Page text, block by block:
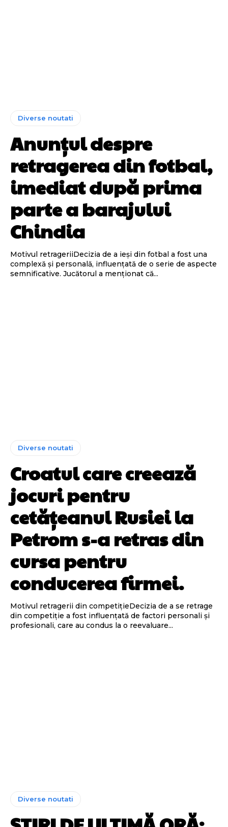
Diverse noutati
Anunțul despre
retragerea din fotbal,
imediat după prima
parte a barajului
Chindia
Motivul retrageriiDecizia de a ieși din fotbal a fost una
complexă și personală, influențată de o serie de aspecte
semnificative. Jucătorul a menționat că...
Diverse noutati
Croatul care creează
jocuri pentru
cetățeanul Rusiei la
Petrom s-a retras din
cursa pentru
conducerea firmei.
Motivul retragerii din competițieDecizia de a se retrage
din competiție a fost influențată de factori personali și
profesionali, care au condus la o reevaluare...
Diverse noutati